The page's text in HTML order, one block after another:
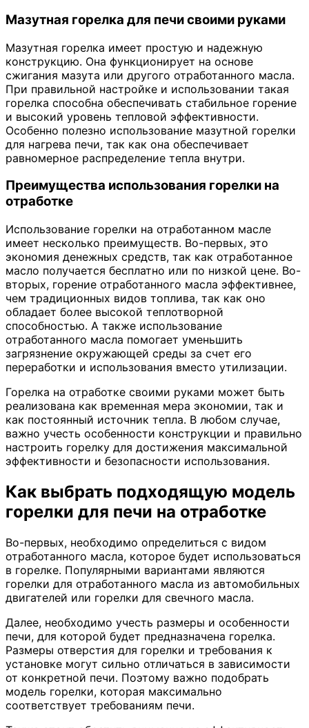
Мазутная горелка для печи своими руками
Мазутная горелка имеет простую и надежную
конструкцию. Она функционирует на основе
сжигания мазута или другого отработанного масла.
При правильной настройке и использовании такая
горелка способна обеспечивать стабильное горение
и высокий уровень тепловой эффективности.
Особенно полезно использование мазутной горелки
для нагрева печи, так как она обеспечивает
равномерное распределение тепла внутри.
Преимущества использования горелки на
отработке
Использование горелки на отработанном масле
имеет несколько преимуществ. Во-первых, это
экономия денежных средств, так как отработанное
масло получается бесплатно или по низкой цене. Во-
вторых, горение отработанного масла эффективнее,
чем традиционных видов топлива, так как оно
обладает более высокой теплотворной
способностью. А также использование
отработанного масла помогает уменьшить
загрязнение окружающей среды за счет его
переработки и использования вместо утилизации.
Горелка на отработке своими руками может быть
реализована как временная мера экономии, так и
как постоянный источник тепла. В любом случае,
важно учесть особенности конструкции и правильно
настроить горелку для достижения максимальной
эффективности и безопасности использования.
Как выбрать подходящую модель
горелки для печи на отработке
Во-первых, необходимо определиться с видом
отработанного масла, которое будет использоваться
в горелке. Популярными вариантами являются
горелки для отработанного масла из автомобильных
двигателей или горелки для свечного масла.
Далее, необходимо учесть размеры и особенности
печи, для которой будет предназначена горелка.
Размеры отверстия для горелки и требования к
установке могут сильно отличаться в зависимости
от конкретной печи. Поэтому важно подобрать
модель горелки, которая максимально
соответствует требованиям печи.